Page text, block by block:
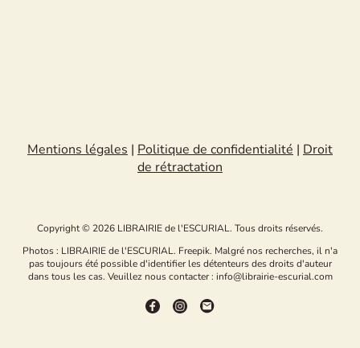
Mentions légales | Politique de confidentialité | Droit
de rétractation
Copyright © 2026 LIBRAIRIE de l'ESCURIAL. Tous droits réservés.
Photos : LIBRAIRIE de l'ESCURIAL. Freepik. Malgré nos recherches, il n'a
pas toujours été possible d'identifier les détenteurs des droits d'auteur
dans tous les cas. Veuillez nous contacter : info@librairie-escurial.com